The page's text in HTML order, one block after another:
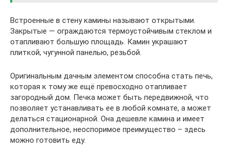
Встроенные в стену камины называют открытыми.
Закрытые — ограждаются термоустойчивым стеклом и
отапливают большую площадь. Камин украшают
плиткой, чугунной панелью, резьбой.
Оригинальным дачным элементом способна стать печь,
которая к тому же ещё превосходно отапливает
загородный дом. Печка может быть передвижной, что
позволяет устанавливать ее в любой комнате, а может
делаться стационарной. Она дешевле камина и имеет
дополнительное, неоспоримое преимущество – здесь
можно готовить еду.